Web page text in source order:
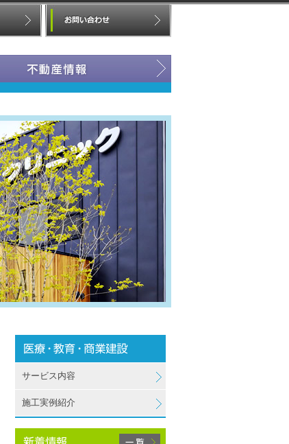
サービス内容
施工実例紹介